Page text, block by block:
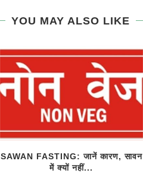
YOU MAY ALSO LIKE
SAWAN FASTING: जानें कारण, सावन
में क्यों नहीं...